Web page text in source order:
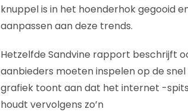
knuppel is in het hoenderhok gegooid
aanpassen aan deze trends.
Hetzelfde Sandvine rapport beschrijft
aanbieders moeten inspelen op de
grafiek toont aan dat het internet -
houdt vervolgens zo’n